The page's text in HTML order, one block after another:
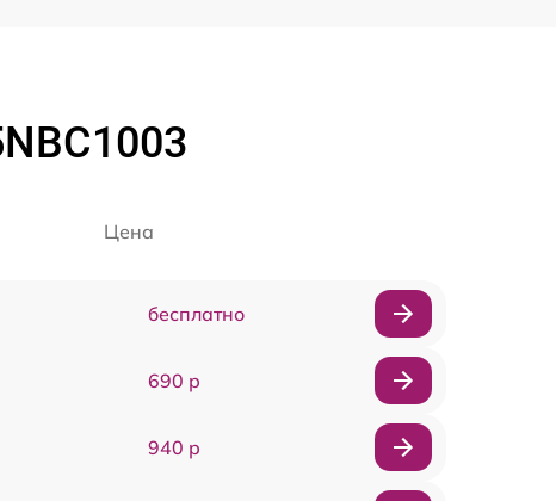
Цена
бесплатно
690 р
940 р